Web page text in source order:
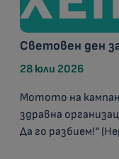
Световен ден
28 юли 2026
Мотото на
здравна
Да го разбием!“